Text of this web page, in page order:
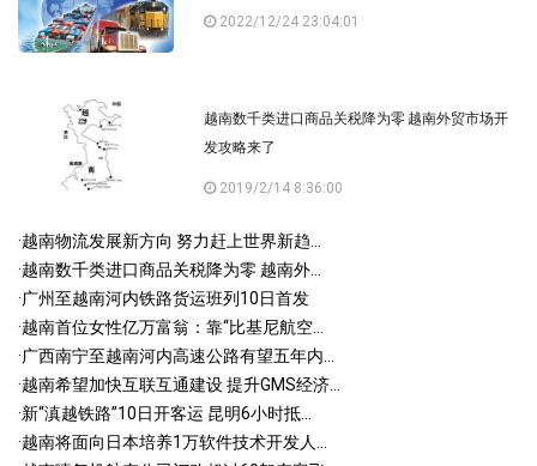
2022/12/24 23:04:01
越南数千类进口商品关税降为零 越南外贸市场开
发攻略来了
2019/2/14 8:36:00
·越南物流发展新方向 努力赶上世界新趋...
·越南数千类进口商品关税降为零 越南外...
·广州至越南河内铁路货运班列10日首发
·越南首位女性亿万富翁：靠“比基尼航空...
·广西南宁至越南河内高速公路有望五年内...
·越南希望加快互联互通建设 提升GMS经济...
·新“滇越铁路”10日开客运 昆明6小时抵...
·越南将面向日本培养1万软件技术开发人...